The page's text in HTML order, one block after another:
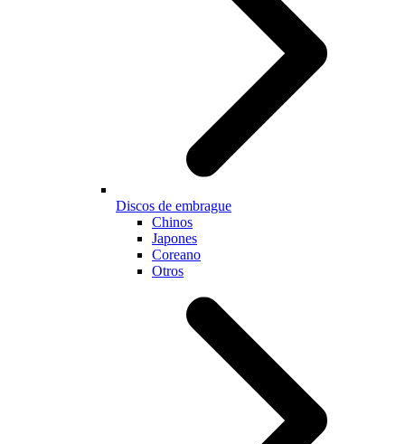
Discos de embrague
Chinos
Japones
Coreano
Otros